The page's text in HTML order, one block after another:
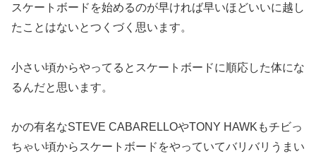
スケートボードを始めるのが早ければ早いほどいいに越し
たことはないとつくづく思います。
小さい頃からやってるとスケートボードに順応した体にな
るんだと思います。
かの有名なSTEVE CABARELLOやTONY HAWKもチビっ
ちゃい頃からスケートボードをやっていてバリバリうまい